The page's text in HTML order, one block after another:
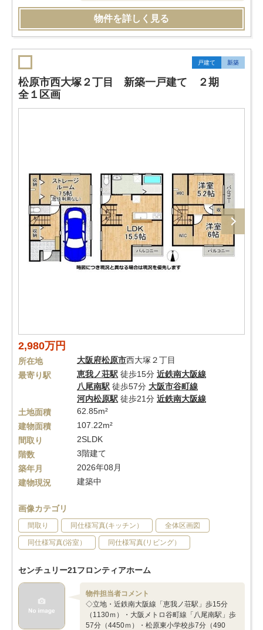
物件を詳しく見る
戸建て 新築
松原市西大塚２丁目 新築一戸建て ２期
全１区画
2,980万円
所在地 大阪府松原市西大塚２丁目
最寄り駅
恵我ノ荘駅 徒歩15分 近鉄南大阪線
八尾南駅 徒歩57分 大阪市谷町線
河内松原駅 徒歩21分 近鉄南大阪線
土地面積
62.85m²
建物面積
107.22m²
間取り
2SLDK
階数
3階建て
築年月
2026年08月
建物現況
建築中
画像カテゴリ
間取り 同仕様写真(キッチン） 全体区画図
同仕様写真(浴室） 同仕様写真(リビング）
センチュリー21フロンティアホーム
物件担当者コメント
◇立地・近鉄南大阪線「恵我ノ荘駅」歩15分
（1130ｍ）・大阪メトロ谷町線「八尾南駅」歩
57分（4450ｍ）・松原東小学校歩7分（490